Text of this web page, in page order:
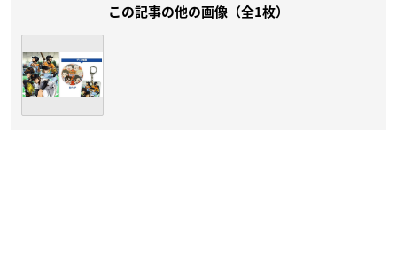
この記事の他の画像（全1枚）